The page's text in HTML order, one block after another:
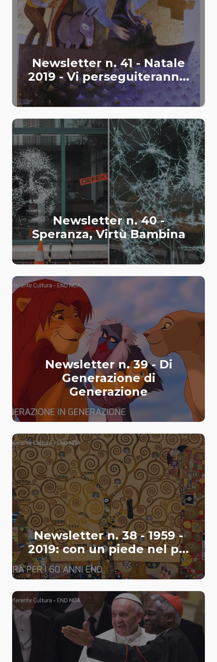
Newsletter n. 41 - Natale
2019 - Vi perseguiterann...
Newsletter n. 40 -
Speranza, Virtù Bambina
Newsletter n. 39 - Di
Generazione di
Generazione
Newsletter n. 38 - 1959 -
2019: con un piede nel p...